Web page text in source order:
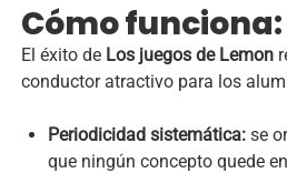
Cómo
El éxito de Los juegos de Lemon
conductor atractivo para los
Periodicidad sistemática: se
que ningún concepto quede